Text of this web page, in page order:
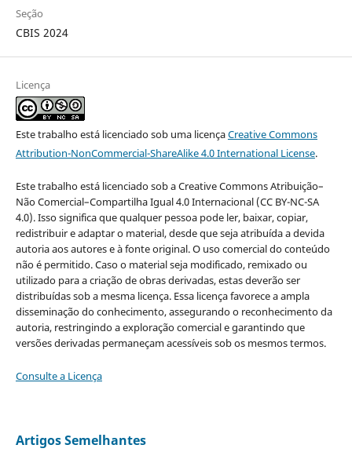
Seção
CBIS 2024
Licença
Este trabalho está licenciado sob uma licençaCreative Commons
Attribution-NonCommercial-ShareAlike 4.0 International License.
Este trabalho está licenciado sob a Creative Commons Atribuição–
Não Comercial–Compartilha Igual 4.0 Internacional (CC BY-NC-SA
4.0). Isso significa que qualquer pessoa pode ler, baixar, copiar,
redistribuir e adaptar o material, desde que seja atribuída a devida
autoria aos autores e à fonte original. O uso comercial do conteúdo
não é permitido. Caso o material seja modificado, remixado ou
utilizado para a criação de obras derivadas, estas deverão ser
distribuídas sob a mesma licença. Essa licença favorece a ampla
disseminação do conhecimento, assegurando o reconhecimento da
autoria, restringindo a exploração comercial e garantindo que
versões derivadas permaneçam acessíveis sob os mesmos termos.
Consulte a Licença
Artigos Semelhantes